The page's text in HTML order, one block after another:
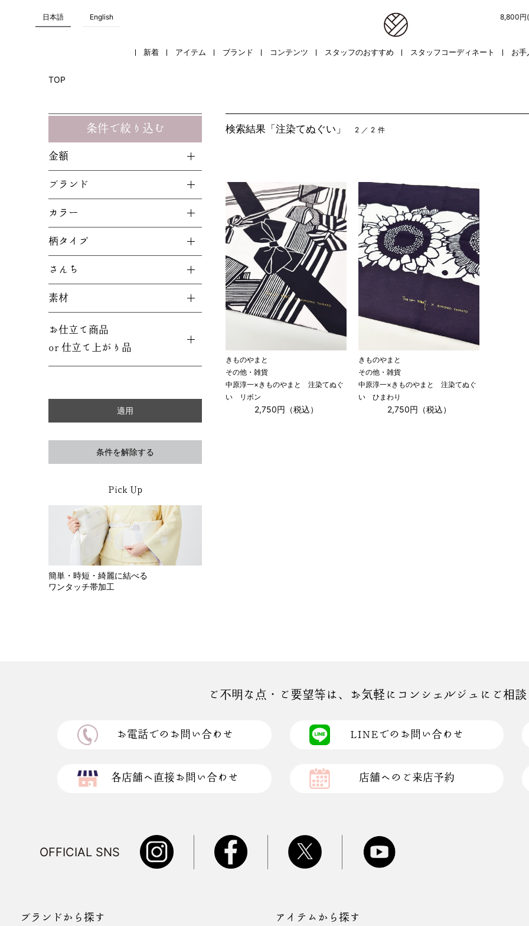
日本語 English 8,800円
新着 アイテム ブランド コンテンツ スタッフのおすすめ スタッフコーディネート お手
TOP
条件で絞り込む
金額
ブランド
カラー
柄タイプ
さんち
素材
お仕立て商品
or 仕立て上がり品
条件を解除する
Pick Up
簡単・時短・綺麗に結べる
ワンタッチ帯加工
検索結果「注染てぬぐい」 2 ／ 2 件
きものやまと
その他・雑貨
中原淳一×きものやまと 注染てぬぐ
い リボン
2,750円（税込）
きものやまと
その他・雑貨
中原淳一×きものやまと 注染てぬぐ
い ひまわり
2,750円（税込）
ご不明な点・ご要望等は、お気軽にコンシェルジュにご相
お電話でのお問い合わせ LINEでのお問い合わせ
各店舗へ直接お問い合わせ 店舗へのご来店予約
OFFICIAL SNS
ブランドから探す アイテムから探す